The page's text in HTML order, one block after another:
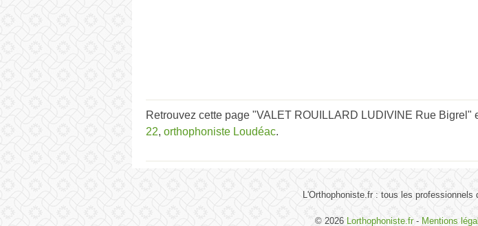
Retrouvez cette page "VALET ROUILLARD LUDIVINE Rue Bigrel"
22, orthophoniste Loudéac.
L'Orthophoniste.fr : tous les
© 2026 Lorthophoniste.fr - Mentions